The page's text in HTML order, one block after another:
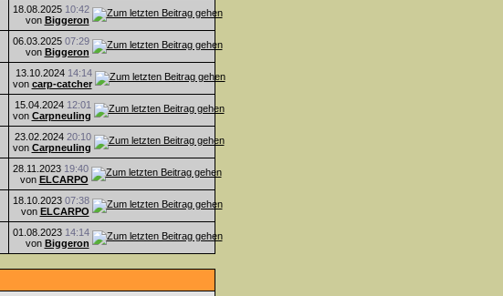
18.08.2025 10:42
von Biggeron
06.03.2025 07:29
von Biggeron
13.10.2024 14:14
von carp-catcher
15.04.2024 12:01
von Carpneuling
23.02.2024 20:10
von Carpneuling
28.11.2023 19:40
von ELCARPO
18.10.2023 07:38
von ELCARPO
01.08.2023 14:14
von Biggeron